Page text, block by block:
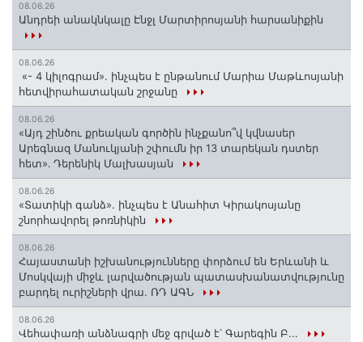
08.06.26
Անդրեի անակնկալը Էնջլ Մարտիրոսյանի հարսանիքին
08.06.26
«- 4 կիլոգրամ». ինչպես է ընթանում Մարիա Մաթևոսյանի
հետվիրահատական շրջանը
08.06.26
«Այդ շինծու քրեական գործին ինչքանո՞վ կվնասեր
Արեգնազ Մանուկյանի շփումն իր 13 տարեկան դստեր
հետ»․ Դերենիկ Մալխասյան
08.06.26
«Տատիկի գանձ». ինչպես է Անահիտ Կիրակոսյանը
շնորհավորել թոռնիկին
08.06.26
Հայաստանի իշխանությունները փորձում են Երևանի և
Մոսկվայի միջև լարվածության պատասխանատվությունը
բարդել ուրիշների վրա. ՌԴ ԱԳՆ
08.06.26
Վեհափառի անձնագրի մեջ գրված է՝ Գարեգին Բ...